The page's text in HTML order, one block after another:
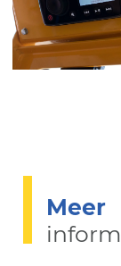
Meer